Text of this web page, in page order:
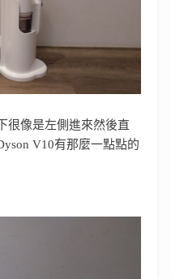
很像是左側進來然後直
V10有那麼一點點的